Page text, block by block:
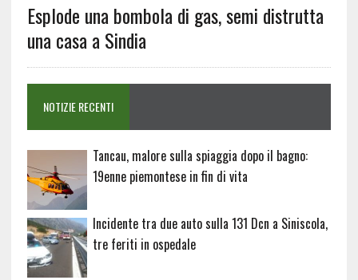
Esplode una bombola di gas, semi distrutta
una casa a Sindia
NOTIZIE RECENTI
Tancau, malore sulla spiaggia dopo il bagno:
19enne piemontese in fin di vita
Incidente tra due auto sulla 131 Dcn a Siniscola,
tre feriti in ospedale